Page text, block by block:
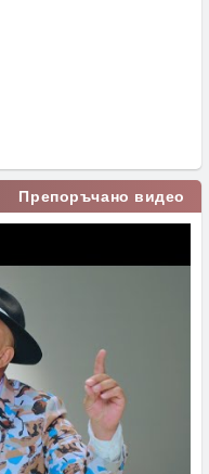
Препоръчано видео